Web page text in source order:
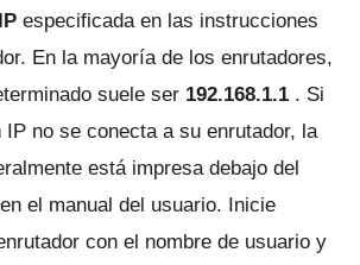
especificada en las instrucciones
En la mayoría de los enrutadores,
suele ser 192.168.1.1 . Si
no se conecta a su enrutador, la
está impresa debajo del
el manual del usuario. Inicie
con el nombre de usuario y